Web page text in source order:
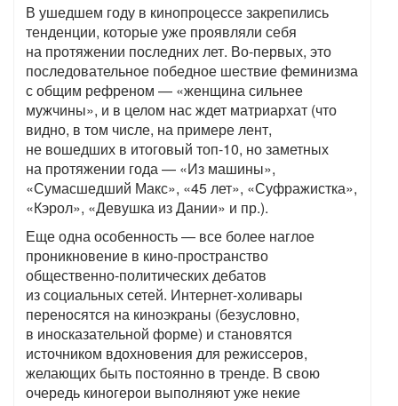
В ушедшем году в кинопроцессе закрепились
тенденции, которые уже проявляли себя
на протяжении последних лет. Во-первых, это
последовательное победное шествие феминизма
с общим рефреном — «женщина сильнее
мужчины», и в целом нас ждет матриархат (что
видно, в том числе, на примере лент,
не вошедших в итоговый топ-10, но заметных
на протяжении года — «Из машины»,
«Сумасшедший Макс», «45 лет», «Суфражистка»,
«Кэрол», «Девушка из Дании» и пр.).
Еще одна особенность — все более наглое
проникновение в кино-пространство
общественно-политических дебатов
из социальных сетей. Интернет-холивары
переносятся на киноэкраны (безусловно,
в иносказательной форме) и становятся
источником вдохновения для режиссеров,
желающих быть постоянно в тренде. В свою
очередь киногерои выполняют уже некие